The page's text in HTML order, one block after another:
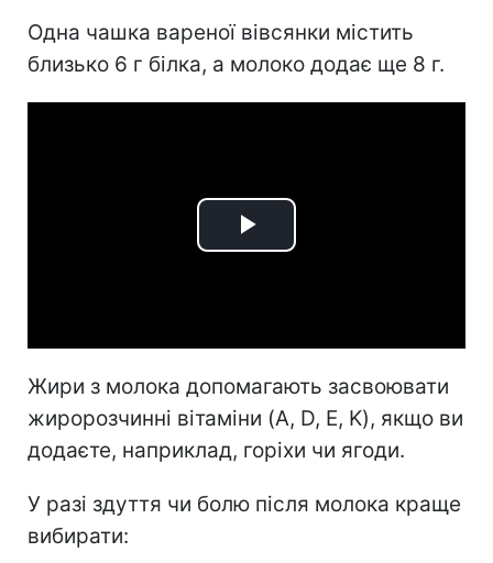
Одна чашка вареної вівсянки містить
близько 6 г білка, а молоко додає ще 8 г.
Play
Жири з молока допомагають засвоювати
жиророзчинні вітаміни (A, D, E, K), якщо ви
додаєте, наприклад, горіхи чи ягоди.
У разі здуття чи болю після молока краще
вибирати: